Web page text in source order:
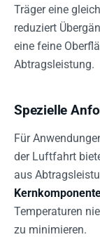
Träger eine
reduziert
eine feine
Abtragsleistung.
Spezielle
Für
der Luftfahrt
aus
Temperaturen
zu minimieren.